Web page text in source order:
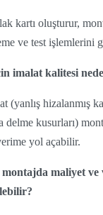
kartı oluşturur,
ve test işlemlerini
imalat kalitesi
(yanlış hizalanmış
delme kusurları)
yol açabilir.
maliyet ve